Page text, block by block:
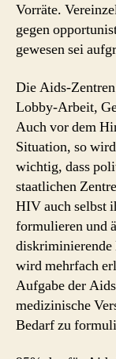
Vorräte.
gegen
gewesen sei
Die Aids-
Lobby-Arbeit,
Auch vor dem
Situation, so
wichtig, dass
staatlichen
HIV auch selbst
formulieren und
diskriminierende
wird mehrfach
Aufgabe der
medizinische
Bedarf zu